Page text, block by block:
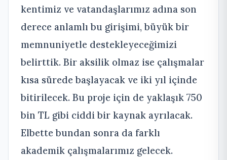
kentimiz ve vatandaşlarımız adına son
derece anlamlı bu girişimi, büyük bir
memnuniyetle destekleyeceğimizi
belirttik. Bir aksilik olmaz ise çalışmalar
kısa sürede başlayacak ve iki yıl içinde
bitirilecek. Bu proje için de yaklaşık 750
bin TL gibi ciddi bir kaynak ayrılacak.
Elbette bundan sonra da farklı
akademik çalışmalarımız gelecek.